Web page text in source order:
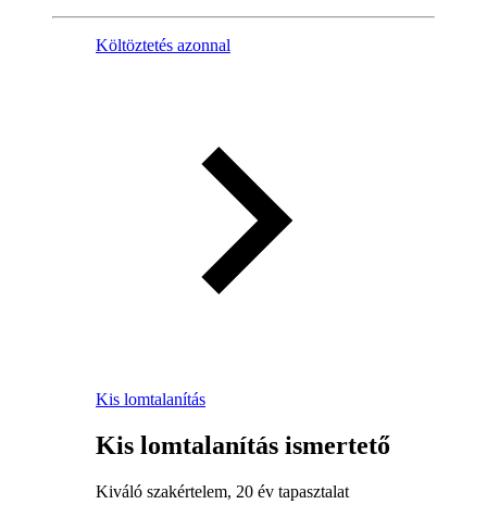
Költöztetés azonnal
Kis lomtalanítás
Kis lomtalanítás ismertető
Kiváló szakértelem, 20 év tapasztalat